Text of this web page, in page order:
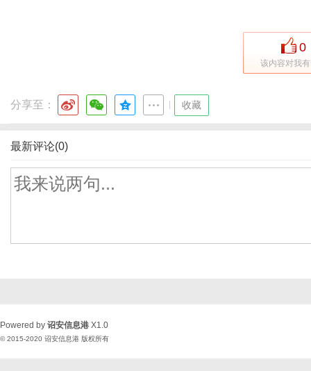
0
该内容对我
分享至： 收藏
最新评论(0)
Powered by 诏安信息港 X1.0
© 2015-2020 诏安信息港 版权所有